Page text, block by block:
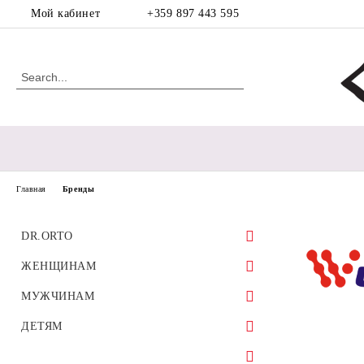
Мой кабинет +359 897 443 595
DR.ORTO
диабетической стопы
ЖЕНЩИНАМ
Спортивная обувь
Босоножки
МУЖЧИНАМ
ортопедическая
ДЕТЯМ
Главная Бренды